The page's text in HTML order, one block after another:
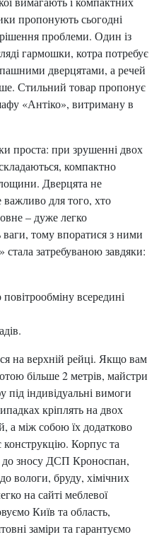
пропонують сьогодні
проблеми. Один із
гармошки, котра потребує
дверцятами, а речей
Стильний товар пропонує
«Антіко», витриману в
проста: при зрушенні двох
компактно
Дверцята не
для того, хто
– дуже легко
тому впоратися з ними
затребуваною завдяки:
всередині
на верхній рейці. Якщо вам
більше 2 метрів, майстри
під індивідуальні вимоги
кріплять на двох
а між собою їх додатково
Корпус та
до зносу ДСП Кроноспан,
вологи, бруду, хімічних
на сайті меблевої
Київ та область,
заміри та гарантуємо